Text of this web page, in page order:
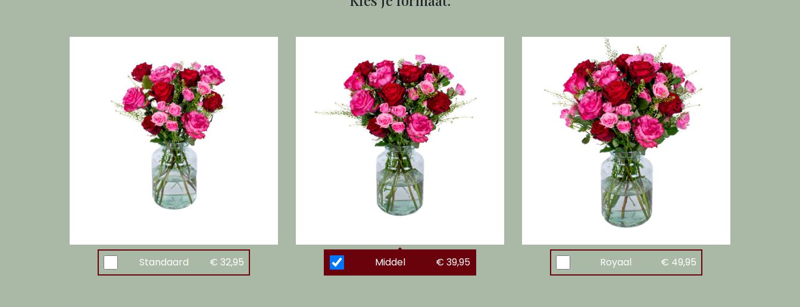
Standaard € 32,95 Middel € 39,95 Royaal € 49,95